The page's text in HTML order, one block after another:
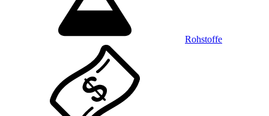
Rohstoffe